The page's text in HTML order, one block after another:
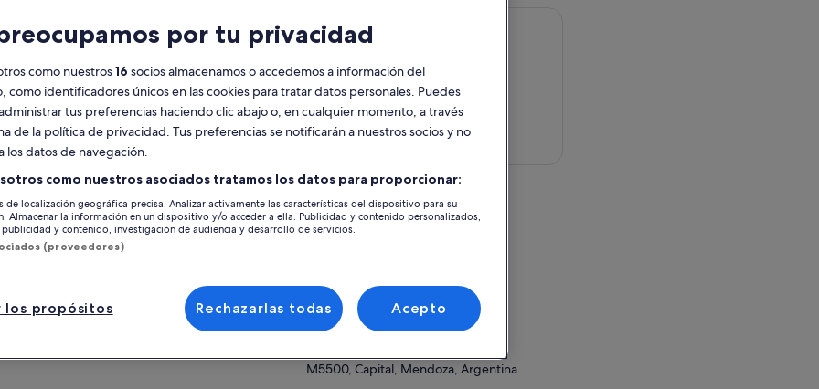
Cancelación
6 h
Vale móvil
Confirmación
instantánea
Recogida en una
selección de
hoteles
Varios idiomas
descubrir todos los secretos del mundo
en Mendoza. Visitamos una bodega
y terminamos con la degustación de
vinos. Luego visitamos una bodega
moderna, donde vemos el contraste
ambas industrias, disfrutamos tiempo en el
Ubicación de la actividad
Don Manuel Villafane Bodega
Punto de encuentro o canjeo
Viajes & Diseño
M5500, Capital, Mendoza, Argentina
por tu privacidad
como nuestros16 socios almacenamos o accedemos a información del
como identificadores únicos en las cookies para tratar datos personales. Puedes
tus preferencias haciendo clic abajo o, en cualquier momento, a través
de la política de privacidad. Tus preferencias se notificarán a nuestros socios y no
los datos de navegación.
como nuestros asociados tratamos los datos para proporcionar:
de localización geográfica precisa. Analizar activamente las características del dispositivo para su
Almacenar la información en un dispositivo y/o acceder a ella. Publicidad y contenido personalizados,
y contenido, investigación de audiencia y desarrollo de servicios.
(proveedores)
los propósitos Rechazarlas todas Acepto